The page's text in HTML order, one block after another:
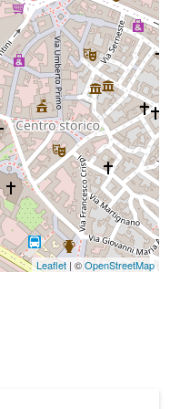
Leaflet | ©OpenStreetMap